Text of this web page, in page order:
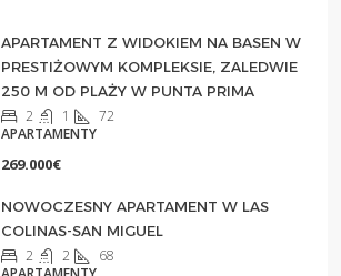
APARTAMENT Z WIDOKIEM NA BASEN W
PRESTIŻOWYM KOMPLEKSIE, ZALEDWIE
250 M OD PLAŻY W PUNTA PRIMA
2 1
72
APARTAMENTY
269.000€
NOWOCZESNY APARTAMENT W LAS
COLINAS-SAN MIGUEL
2 2
68